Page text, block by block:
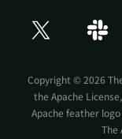
Copyright © 2026
the Apache
Apache feather
The
Doris Summit 26